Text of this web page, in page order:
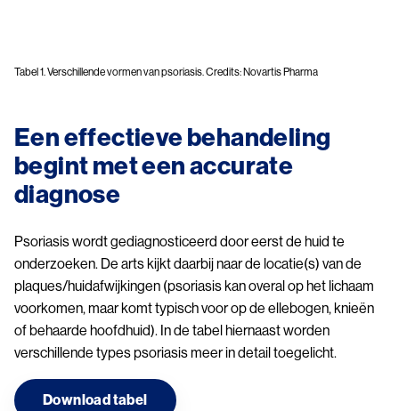
Tabel 1. Verschillende vormen van psoriasis. Credits: Novartis Pharma
Een effectieve behandeling
begint met een accurate
diagnose
Psoriasis wordt gediagnosticeerd door eerst de huid te
onderzoeken. De arts kijkt daarbij naar de locatie(s) van de
plaques/huidafwijkingen (psoriasis kan overal op het lichaam
voorkomen, maar komt typisch voor op de ellebogen, knieën
of behaarde hoofdhuid). In de tabel hiernaast worden
verschillende types psoriasis meer in detail toegelicht.
Download tabel